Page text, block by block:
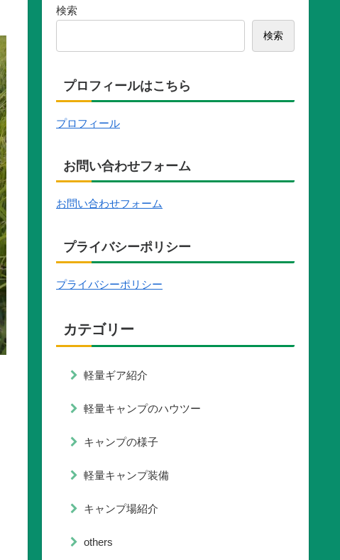
検索
検索
プロフィールはこちら
プロフィール
お問い合わせフォーム
お問い合わせフォーム
プライバシーポリシー
プライバシーポリシー
カテゴリー
軽量ギア紹介
軽量キャンプのハウツー
キャンプの様子
軽量キャンプ装備
キャンプ場紹介
others